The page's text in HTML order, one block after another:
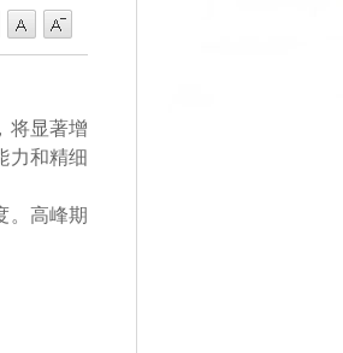
将显著增
力和精细
。高峰期